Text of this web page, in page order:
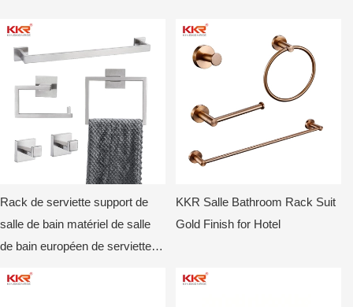
Rack de serviette support de
salle de bain matériel de salle
de bain européen de serviette
KKR Salle Bathroom Rack Suit
Gold Finish for Hotel